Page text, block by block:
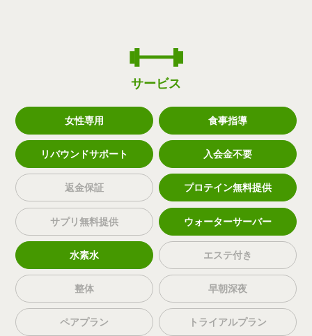
サービス
女性専用 食事指導
リバウンドサポート 入会金不要
返金保証 プロテイン無料提供
サプリ無料提供 ウォーターサーバー
水素水 エステ付き
整体 早朝深夜
ペアプラン トライアルプラン